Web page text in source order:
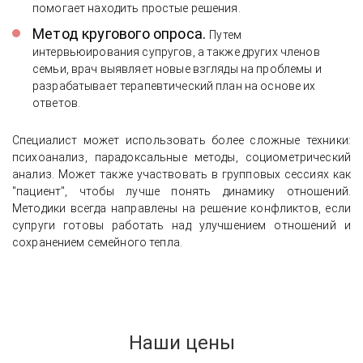
помогает находить простые решения.
Метод кругового опроса. Путем
интервьюирования супругов, а также других членов
семьи, врач выявляет новые взгляды на проблемы и
разрабатывает терапевтический план на основе их
ответов.
Специалист может использовать более сложные техники:
психоанализ, парадоксальные методы, социометрический
анализ. Может также участвовать в групповых сессиях как
"пациент", чтобы лучше понять динамику отношений.
Методики всегда направлены на решение конфликтов, если
супруги готовы работать над улучшением отношений и
сохранением семейного тепла.
Наши цены